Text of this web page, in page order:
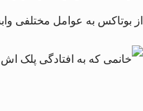
از بوتاکس به عوامل مختلفی